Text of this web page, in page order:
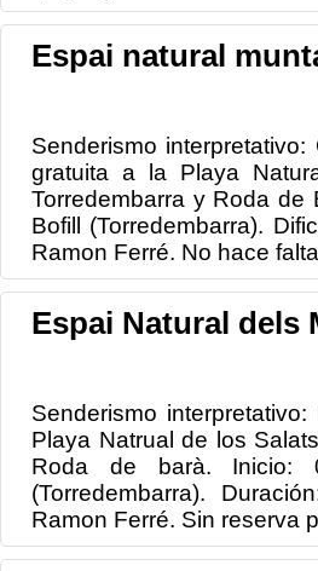
Espai natural
Senderismo
gratuita a la Playa
Torredembarra y Roda de
Bofill (Torredembarra).
Ramon Ferré. No hace
Espai Natural dels
Senderismo
Playa Natrual de los
Roda de barà. Inicio:
(Torredembarra).
Ramon Ferré. Sin reserva